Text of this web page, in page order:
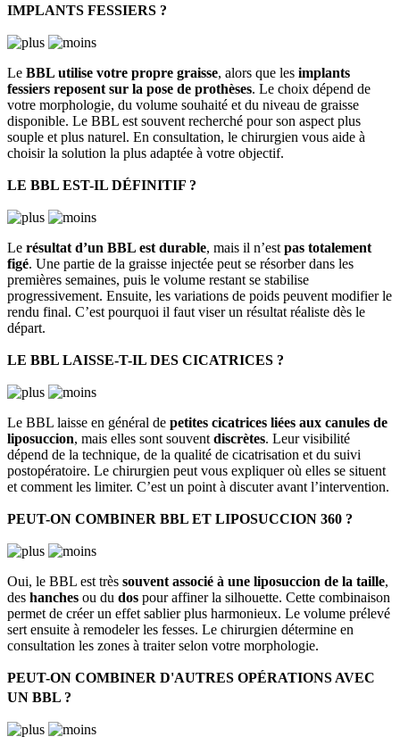
IMPLANTS FESSIERS ?
Le BBL utilise votre propre graisse, alors que les implants
fessiers reposent sur la pose de prothèses. Le choix dépend de
votre morphologie, du volume souhaité et du niveau de graisse
disponible. Le BBL est souvent recherché pour son aspect plus
souple et plus naturel. En consultation, le chirurgien vous aide à
choisir la solution la plus adaptée à votre objectif.
LE BBL EST-IL DÉFINITIF ?
Le résultat d’un BBL est durable, mais il n’est pas totalement
figé. Une partie de la graisse injectée peut se résorber dans les
premières semaines, puis le volume restant se stabilise
progressivement. Ensuite, les variations de poids peuvent modifier le
rendu final. C’est pourquoi il faut viser un résultat réaliste dès le
départ.
LE BBL LAISSE-T-IL DES CICATRICES ?
Le BBL laisse en général de petites cicatrices liées aux canules de
liposuccion, mais elles sont souvent discrètes. Leur visibilité
dépend de la technique, de la qualité de cicatrisation et du suivi
postopératoire. Le chirurgien peut vous expliquer où elles se situent
et comment les limiter. C’est un point à discuter avant l’intervention.
PEUT-ON COMBINER BBL ET LIPOSUCCION 360 ?
Oui, le BBL est très souvent associé à une liposuccion de la taille,
des hanches ou du dos pour affiner la silhouette. Cette combinaison
permet de créer un effet sablier plus harmonieux. Le volume prélevé
sert ensuite à remodeler les fesses. Le chirurgien détermine en
consultation les zones à traiter selon votre morphologie.
PEUT-ON COMBINER D'AUTRES OPÉRATIONS AVEC
UN BBL ?